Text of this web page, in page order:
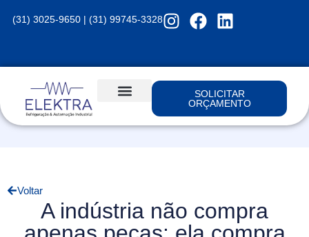
(31) 3025-9650 | (31) 99745-3328
SOLICITAR
ORÇAMENTO
Voltar
A indústria não compra